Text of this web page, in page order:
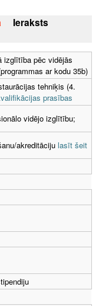
Ieraksts
izglītība pēc vidējās
ar kodu 35b)
tehniķis (4.
prasības
vidējo izglītību;
akreditāciju lasīt šeit